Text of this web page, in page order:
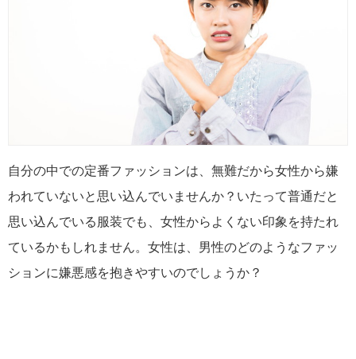
自分の中での定番ファッションは、無難だから女性から嫌
われていないと思い込んでいませんか？いたって普通だと
思い込んでいる服装でも、女性からよくない印象を持たれ
ているかもしれません。女性は、男性のどのようなファッ
ションに嫌悪感を抱きやすいのでしょうか？